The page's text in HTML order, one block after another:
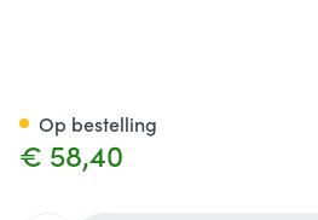
€ 58,40
Op bestelling